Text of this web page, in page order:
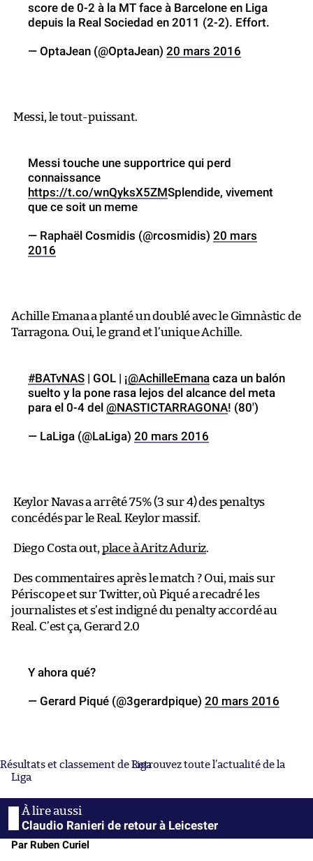
score de 0-2 à la MT face à Barcelone en Liga
depuis la Real Sociedad en 2011 (2-2). Effort.
— OptaJean (@OptaJean) 20 mars 2016
Messi, le tout-puissant.
Messi touche une supportrice qui perd
connaissance
https://t.co/wnQyksX5ZMSplendide, vivement
que ce soit un meme
— Raphaël Cosmidis (@rcosmidis) 20 mars
2016
Achille Emana a planté un doublé avec le Gimnàstic de
Tarragona. Oui, le grand et l’unique Achille.
#BATvNAS | GOL | ¡@AchilleEmana caza un balón
suelto y la pone rasa lejos del alcance del meta
para el 0-4 del @NASTICTARRAGONA! (80′)
— LaLiga (@LaLiga) 20 mars 2016
Keylor Navas a arrêté 75% (3 sur 4) des penaltys
concédés par le Real. Keylor massif.
Diego Costa out, place à Aritz Aduriz.
Des commentaires après le match ? Oui, mais sur
Périscope et sur Twitter, où Piqué a recadré les
journalistes et s’est indigné du penalty accordé au
Real. C’est ça, Gerard 2.0
Y ahora qué?
— Gerard Piqué (@3gerardpique) 20 mars 2016
Résultats et classement de LigaRetrouvez toute l’actualité de la
Liga
Claudio Ranieri de retour à Leicester
Par Ruben Curiel